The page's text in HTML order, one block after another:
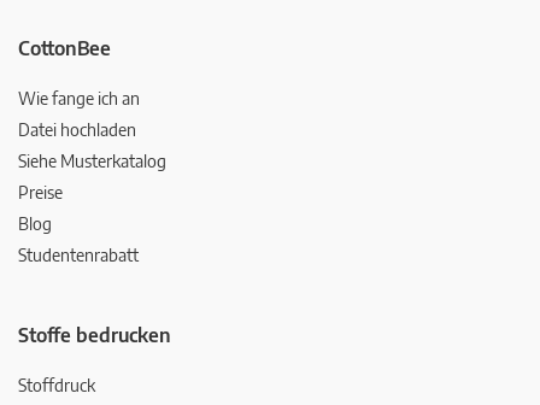
CottonBee
Wie fange ich an
Datei hochladen
Siehe Musterkatalog
Preise
Blog
Studentenrabatt
Stoffe bedrucken
Stoffdruck